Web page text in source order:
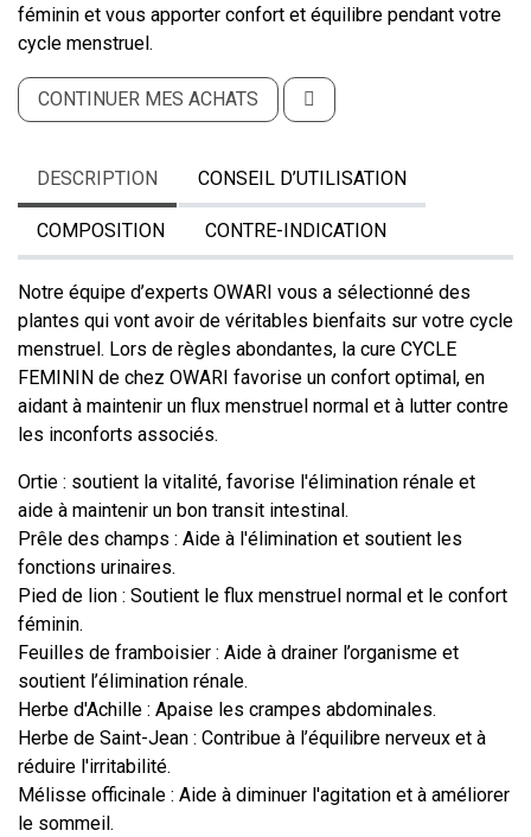
féminin et vous apporter confort et équilibre pendant votre
cycle menstruel.
CONTINUER MES ACHATS
DESCRIPTION CONSEIL D’UTILISATION
COMPOSITION CONTRE-INDICATION
Notre équipe d’experts OWARI vous a sélectionné des
plantes qui vont avoir de véritables bienfaits sur votre cycle
menstruel. Lors de règles abondantes, la cure CYCLE
FEMININ de chez OWARI favorise un confort optimal, en
aidant à maintenir un flux menstruel normal et à lutter contre
les inconforts associés.
Ortie : soutient la vitalité, favorise l'élimination rénale et
aide à maintenir un bon transit intestinal.
Prêle des champs : Aide à l'élimination et soutient les
fonctions urinaires.
Pied de lion : Soutient le flux menstruel normal et le confort
féminin.
Feuilles de framboisier : Aide à drainer l’organisme et
soutient l’élimination rénale.
Herbe d'Achille : Apaise les crampes abdominales.
Herbe de Saint-Jean : Contribue à l’équilibre nerveux et à
réduire l'irritabilité.
Mélisse officinale : Aide à diminuer l'agitation et à améliorer
le sommeil.